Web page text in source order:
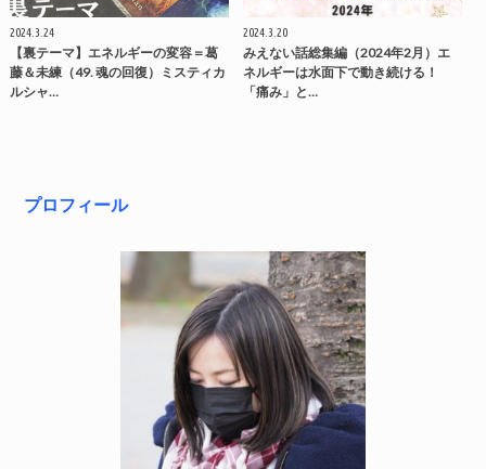
2024.3.24
【裏テーマ】エネルギーの変容＝葛
藤＆未練（49. 魂の回復）ミスティカ
ルシャ…
2024.3.20
みえない話総集編（2024年2月）エ
ネルギーは水面下で動き続ける！
「痛み」と…
プロフィール